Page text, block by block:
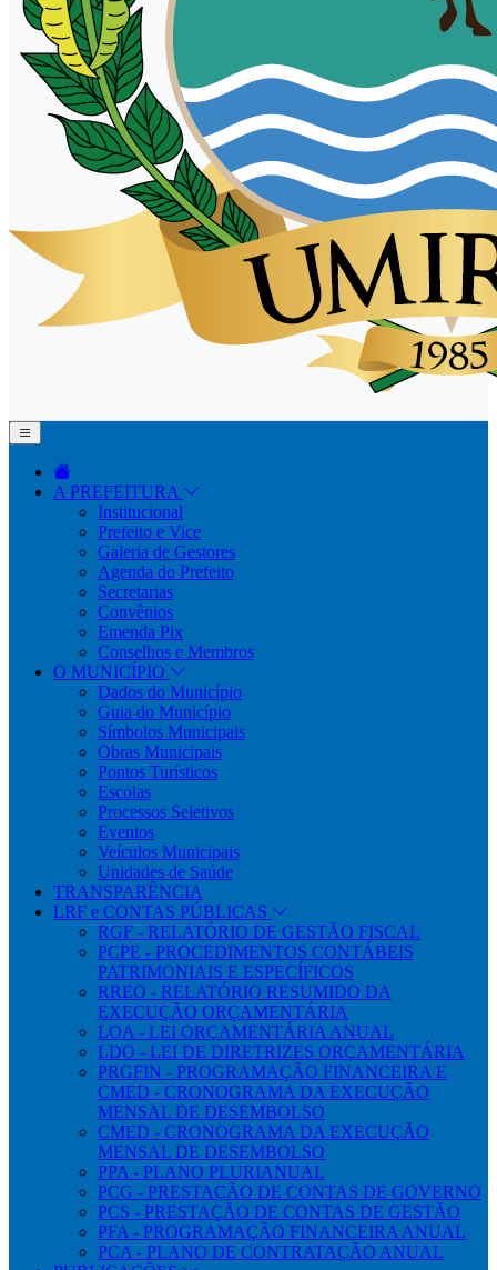
A PREFEITURA
Institucional
Prefeito e Vice
Galeria de Gestores
Agenda do Prefeito
Secretarias
Convênios
Emenda Pix
Conselhos e Membros
O MUNICÍPIO
Dados do Município
Guia do Município
Símbolos Municipais
Obras Municipais
Pontos Turísticos
Escolas
Processos Seletivos
Eventos
Veículos Municipais
Unidades de Saúde
TRANSPARÊNCIA
LRF e CONTAS PÚBLICAS
RGF - RELATÓRIO DE GESTÃO FISCAL
PCPE - PROCEDIMENTOS CONTÁBEIS
PATRIMONIAIS E ESPECÍFICOS
RREO - RELATÓRIO RESUMIDO DA
EXECUÇÃO ORÇAMENTÁRIA
LOA - LEI ORÇAMENTÁRIA ANUAL
LDO - LEI DE DIRETRIZES ORÇAMENTÁRIA
PRGFIN - PROGRAMAÇÃO FINANCEIRA E
CMED - CRONOGRAMA DA EXECUÇÃO
MENSAL DE DESEMBOLSO
CMED - CRONOGRAMA DA EXECUÇÃO
MENSAL DE DESEMBOLSO
PPA - PLANO PLURIANUAL
PCG - PRESTAÇÃO DE CONTAS DE GOVERNO
PCS - PRESTAÇÃO DE CONTAS DE GESTÃO
PFA - PROGRAMAÇÃO FINANCEIRA ANUAL
PCA - PLANO DE CONTRATAÇÃO ANUAL